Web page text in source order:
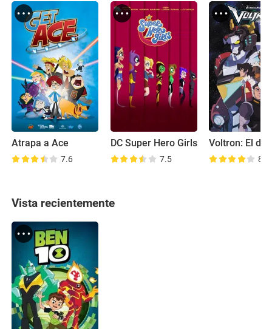
Atrapa a Ace
7.6
DC Super Hero Girls
7.5 8.0
Vista recientemente